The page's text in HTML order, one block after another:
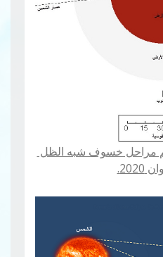
مراحل خسوف شبه الظل